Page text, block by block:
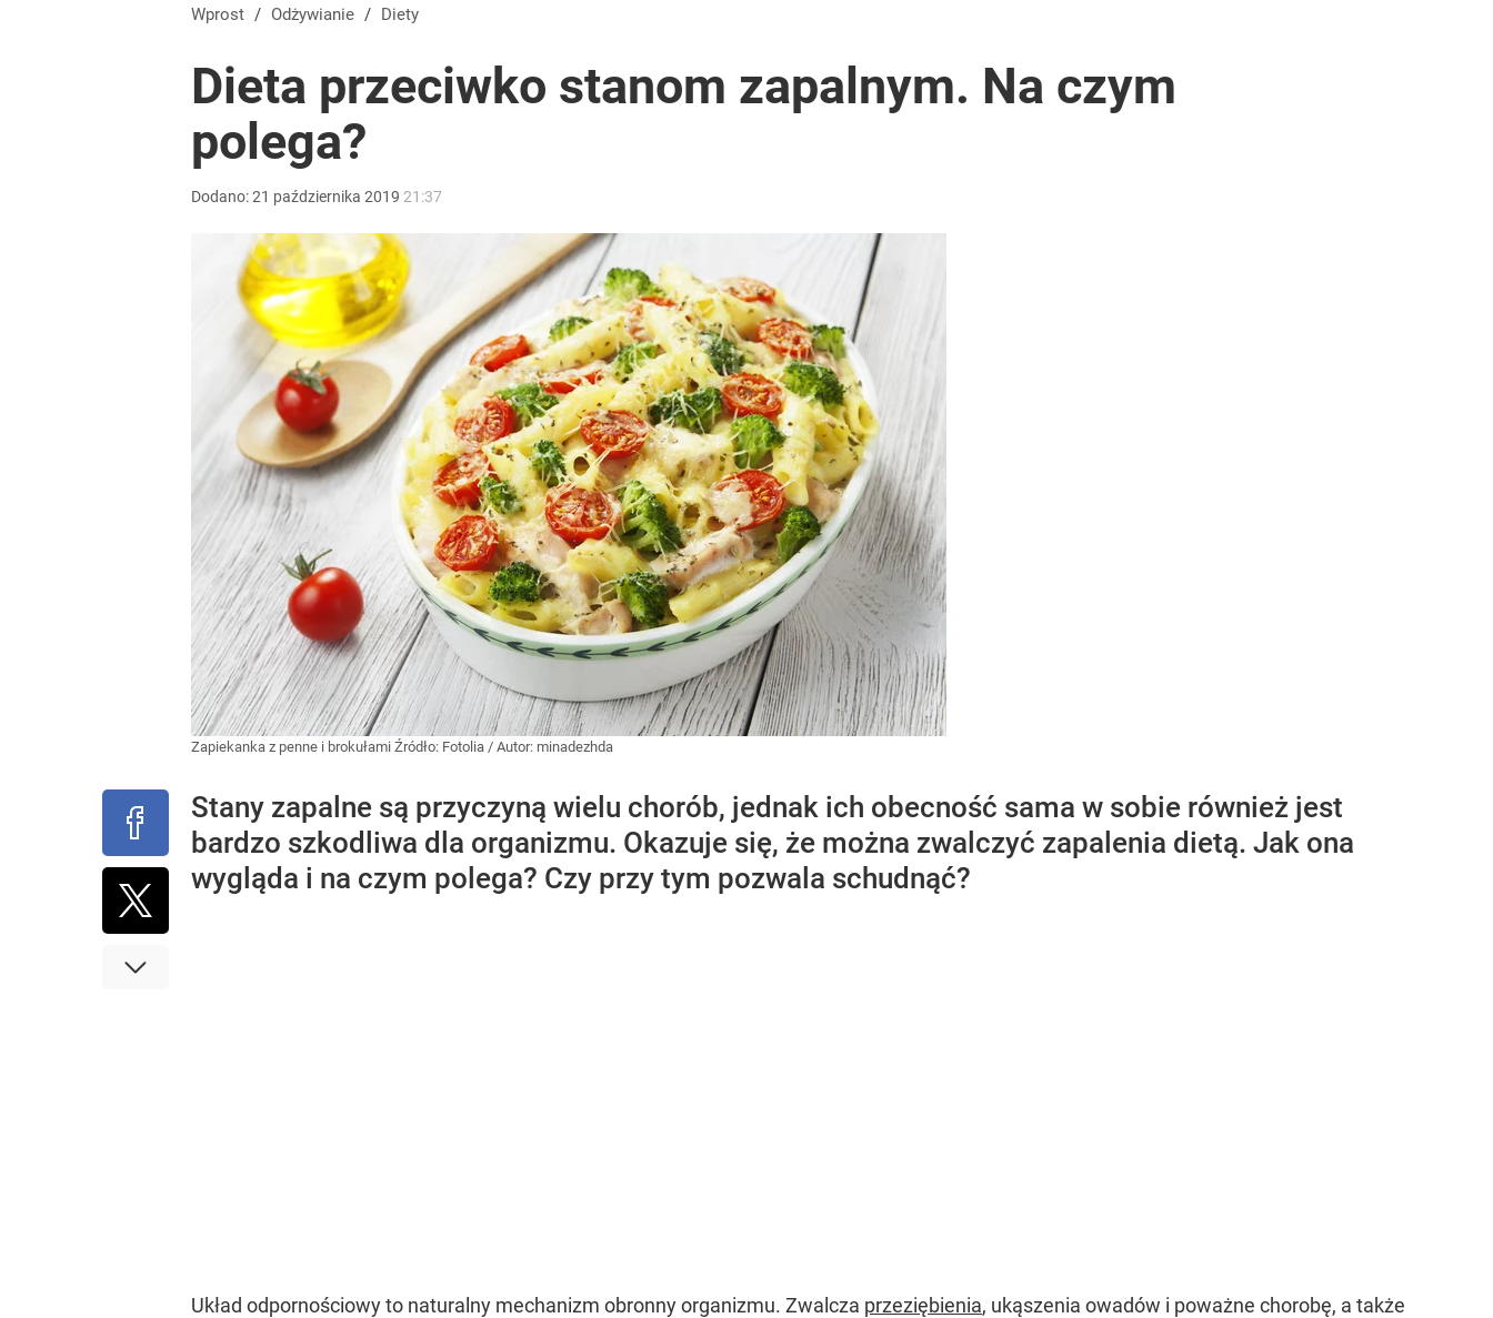
Wprost / Odżywianie / Diety
Dieta przeciwko stanom zapalnym. Na czym
polega?
Dodano:21 października 2019 21:37
Zapiekanka z penne i brokułami Źródło: Fotolia / Autor: minadezhda
Stany zapalne są przyczyną wielu chorób, jednak ich obecność sama w sobie również jest
bardzo szkodliwa dla organizmu. Okazuje się, że można zwalczyć zapalenia dietą. Jak ona
wygląda i na czym polega? Czy przy tym pozwala schudnąć?
Układ odpornościowy to naturalny mechanizm obronny organizmu. Zwalcza przeziębienia, ukąszenia owadów i poważne chorobę, a także